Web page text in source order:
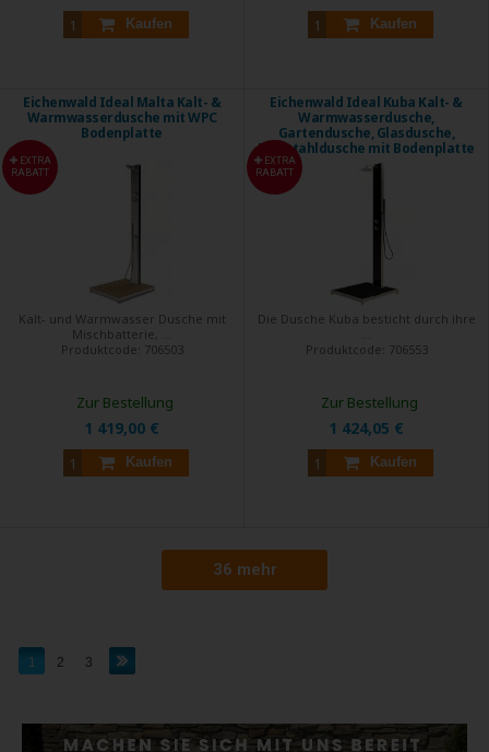
Kaufen Kaufen
Eichenwald Ideal Malta Kalt- &
Warmwasserdusche mit WPC
Bodenplatte
EXTRA
RABATT
Kalt- und Warmwasser Dusche mit
Mischbatterie, ...
Produktcode: 706503
1 419,00 €
Kaufen
Zur Bestellung
Eichenwald Ideal Kuba Kalt- &
Warmwasserdusche,
Gartendusche, Glasdusche,
Edelstahldusche mit Bodenplatte
EXTRA
RABATT
Die Dusche Kuba besticht durch ihre
Produktcode: 706553
1 424,05 €
Kaufen
Zur Bestellung
36 mehr
1 2 3